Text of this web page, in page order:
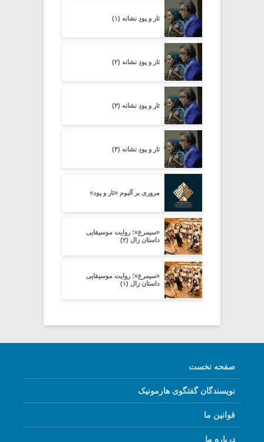
تار و پودِ نشانه (۱)
تار و پودِ نشانه (۲)
تار و پودِ نشانه (۳)
تار و پودِ نشانه (۴)
مروری بر آلبوم «تار و پود»
«سیمرغ»؛ روایت موسیقایی
داستان زال (۲)
«سیمرغ»؛ روایت موسیقایی
داستان زال (۱)
صفحه نخست
نویسندگان گفتگوی هارمونیک
قوانین ما
درباره ما